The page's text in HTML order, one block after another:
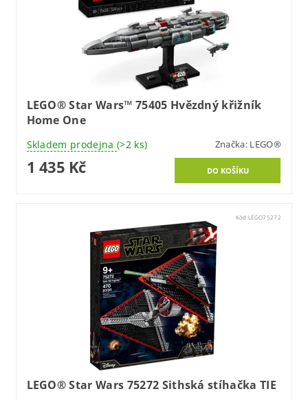
LEGO® Star Wars™ 75405 Hvězdný křižník
Home One
Skladem prodejna (>2 ks) Značka: LEGO®
1 435 Kč
Kód:LEGO75272
LEGO® Star Wars 75272 Sithská stíhačka TIE